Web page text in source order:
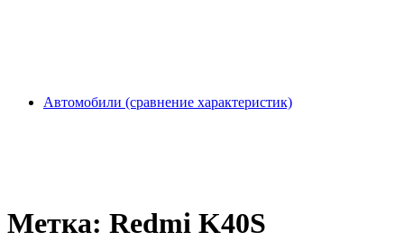
Автомобили (сравнение характеристик)
Метка: Redmi K40S